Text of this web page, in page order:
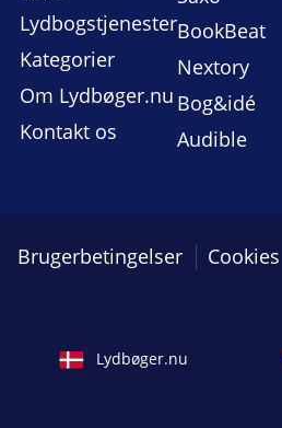
Lydbogstjenester
Kategorier
Om Lydbøger.nu
Kontakt os
BookBeat
Nextory
Bog&idé
Audible
Brugerbetingelser Cookies
Lydbøger.nu